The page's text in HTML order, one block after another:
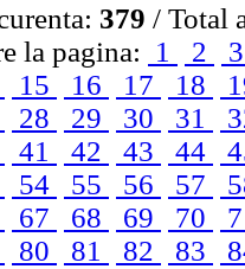
379 / Total
la pagina: 1 2
15 16 17 18
28 29 30 31
41 42 43 44
54 55 56 57
67 68 69 70
80 81 82 83